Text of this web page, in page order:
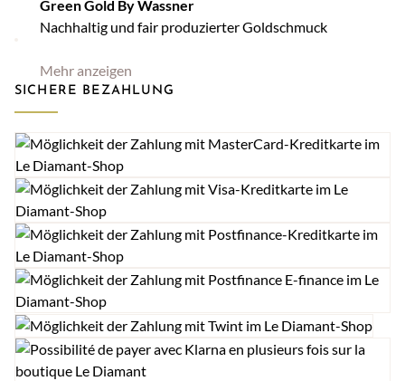
Green Gold By Wassner
Nachhaltig und fair produzierter Goldschmuck
Mehr anzeigen
SICHERE BEZAHLUNG